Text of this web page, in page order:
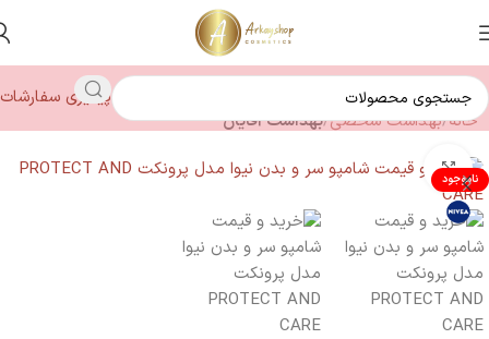
پیگیری سفارشات
خانه بهداشت شخصی بهداشت آقایان
ناموجود بزرگنمایی تصویر